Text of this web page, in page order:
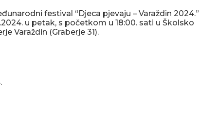
festival “Djeca pjevaju – Varaždin 2024.”
u petak, s početkom u 18:00. sati u Školsko
Varaždin (Graberje 31).